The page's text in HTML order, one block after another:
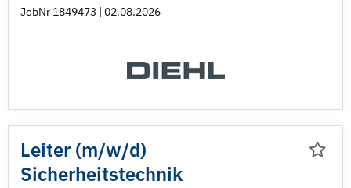
JobNr 1849473 | 02.08.2026
Leiter (m/w/d)
Sicherheitstechnik